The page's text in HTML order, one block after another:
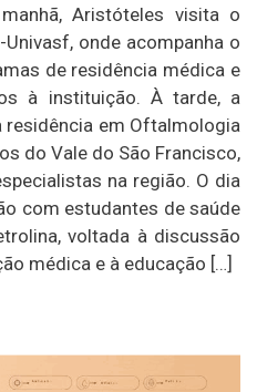
Aristóteles visita o
onde acompanha o
de residência médica e
à instituição. À tarde, a
residência em Oftalmologia
do Vale do São Francisco,
na região. O dia
com estudantes de saúde
voltada à discussão
médica e à educação […]